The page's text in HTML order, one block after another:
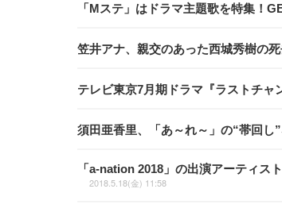
「Mステ」はドラマ主題歌を特集！
笠井アナ、親交のあった西城秀樹の
テレビ東京7月期ドラマ『ラストチャ
須田亜香里、「あ～れ～」の“帯回し
「a-nation 2018」の出演アーティス
2018.5.18(金) 11:58